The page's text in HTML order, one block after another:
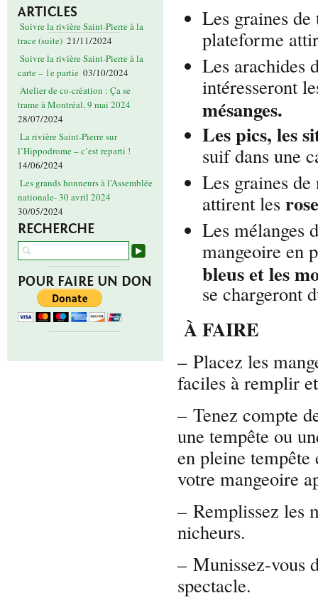
ARTICLES
Suivre la rivière Saint-Pierre à la
trace (suite) 21/11/2024
Suivre la rivière Saint-Pierre à la
carte – 1e partie 03/10/2024
Atelier de co-création : Ça se
trame à Montréal, 9 mai 2024
28/07/2024
La rivière Saint-Pierre sur
l’Hippodrome – c’est reparti !
14/06/2024
Les grands honneurs à l’Assemblée
nationale- 30 avril 2024
30/05/2024
RECHERCHE
POUR FAIRE UN DON
Les graines
plateforme
Les arachides
intéresseront
mésanges.
Les pics, les
suif dans une
Les graines
attirent les
Les mélanges
mangeoire en
bleus et les
se chargeront
À FAIRE
– Placez les
faciles à remplir
– Tenez compte
une tempête ou
en pleine tempête
votre mangeoire
– Remplissez les
nicheurs.
– Munissez-vous
spectacle.